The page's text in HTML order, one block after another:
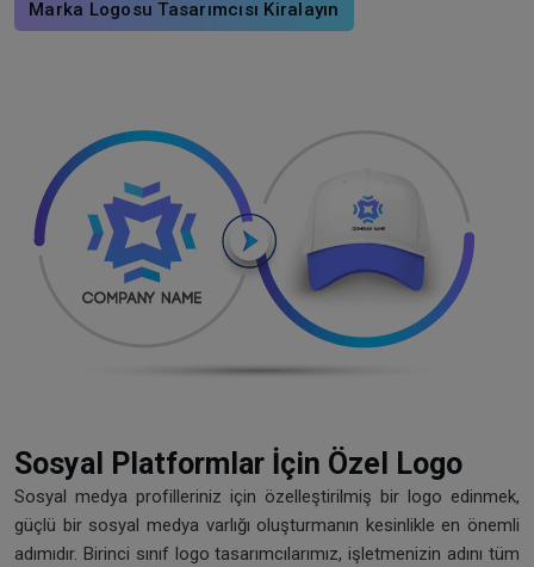
Marka Logosu Tasarımcısı Kiralayın
Sosyal Platformlar İçin Özel Logo
Sosyal medya profilleriniz için özelleştirilmiş bir logo edinmek,
güçlü bir sosyal medya varlığı oluşturmanın kesinlikle en önemli
adımıdır. Birinci sınıf logo tasarımcılarımız, işletmenizin adını tüm